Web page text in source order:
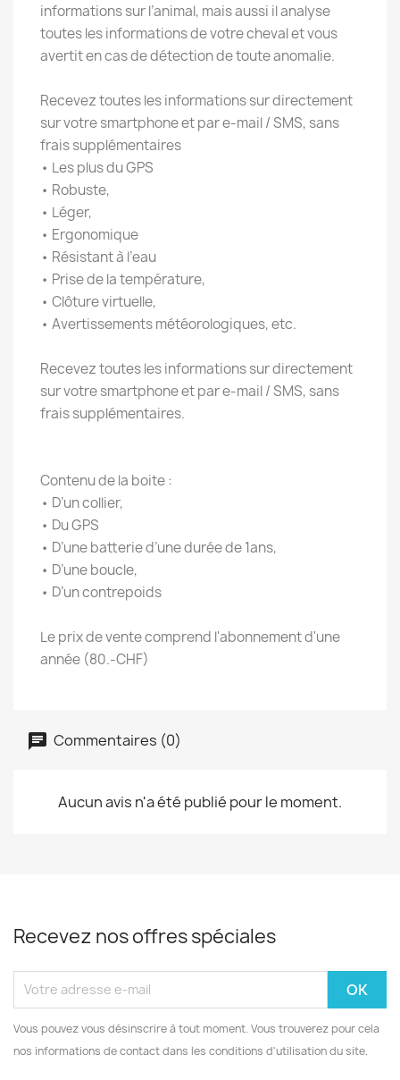
informations sur l’animal, mais aussi il analyse
toutes les informations de votre cheval et vous
avertit en cas de détection de toute anomalie.
Recevez toutes les informations sur directement
sur votre smartphone et par e-mail / SMS, sans
frais supplémentaires
• Les plus du GPS
• Robuste,
• Léger,
• Ergonomique
• Résistant à l’eau
• Prise de la température,
• Clôture virtuelle,
• Avertissements météorologiques, etc.
Recevez toutes les informations sur directement
sur votre smartphone et par e-mail / SMS, sans
frais supplémentaires.
Contenu de la boite :
• D’un collier,
• Du GPS
• D’une batterie d’une durée de 1ans,
• D’une boucle,
• D’un contrepoids
Le prix de vente comprend l'abonnement d'une
année (80.-CHF)
Commentaires (0)
Aucun avis n'a été publié pour le moment.
Recevez nos offres spéciales
Vous pouvez vous désinscrire à tout moment. Vous trouverez pour cela
nos informations de contact dans les conditions d'utilisation du site.